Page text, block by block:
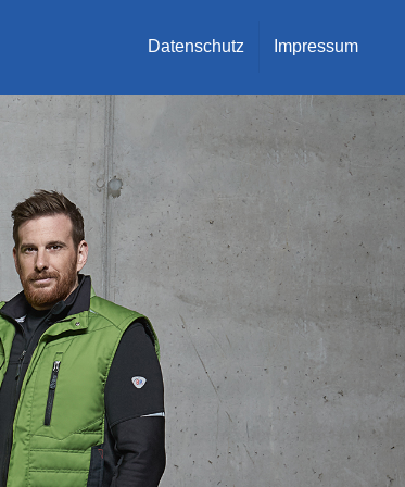
Datenschutz Impressum